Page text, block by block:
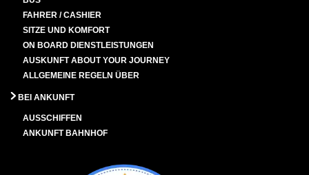
FAHRER / CASHIER
SITZE UND KOMFORT
ON BOARD DIENSTLEISTUNGEN
AUSKUNFT ABOUT YOUR JOURNEY
ALLGEMEINE REGELN ÜBER
BEI ANKUNFT
AUSSCHIFFEN
ANKUNFT BAHNHOF